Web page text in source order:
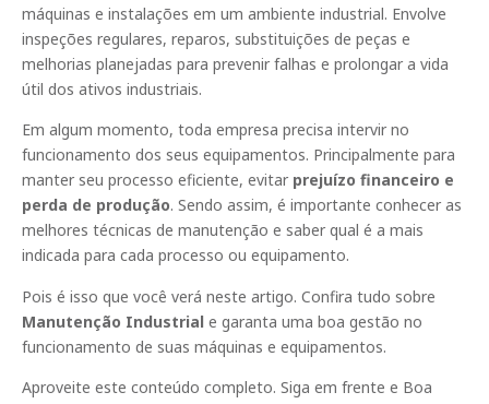
máquinas e instalações em um ambiente industrial. Envolve
inspeções regulares, reparos, substituições de peças e
melhorias planejadas para prevenir falhas e prolongar a vida
útil dos ativos industriais.
Em algum momento, toda empresa precisa intervir no
funcionamento dos seus equipamentos. Principalmente para
manter seu processo eficiente, evitar prejuízo financeiro e
perda de produção. Sendo assim, é importante conhecer as
melhores técnicas de manutenção e saber qual é a mais
indicada para cada processo ou equipamento.
Pois é isso que você verá neste artigo. Confira tudo sobre
Manutenção Industrial e garanta uma boa gestão no
funcionamento de suas máquinas e equipamentos.
Aproveite este conteúdo completo. Siga em frente e Boa